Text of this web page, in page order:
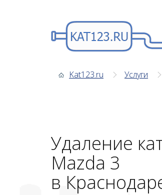
Kat123.ru Услуги
Удаление
Mazda 3
в